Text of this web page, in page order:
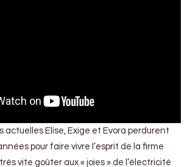
actuelles Elise, Exige et Evora perdurent
pour faire vivre l’esprit de la firme
vite goûter aux « joies » de l’électricité